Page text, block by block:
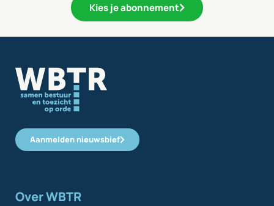
Kies je abonnement
Aanmelden nieuwsbief
Over WBTR